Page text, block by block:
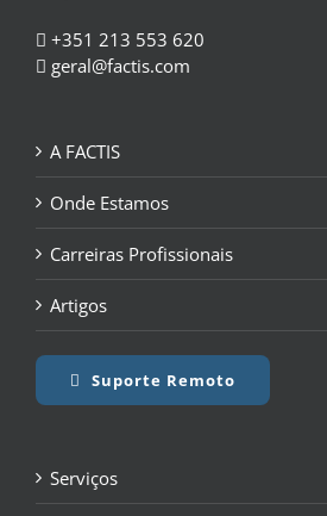
+351 213 553 620
geral@factis.com
A FACTIS
Onde Estamos
Carreiras Profissionais
Artigos
Suporte Remoto
Serviços